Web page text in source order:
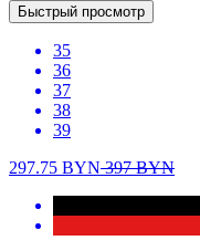
Быстрый просмотр
35
36
37
38
39
297.75 BYN397BYN